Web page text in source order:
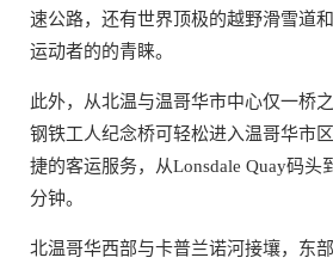
速公路，还有世界顶极的越野滑雪道
运动者的的青睐。
此外，从北温与温哥华市中心仅一桥
钢铁工人纪念桥可轻松进入温哥华市
捷的客运服务，从Lonsdale Quay码头
分钟。
北温哥华西部与卡普兰诺河接壤，东部